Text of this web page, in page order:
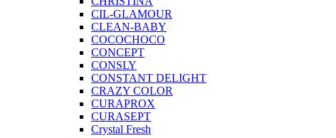
CIL-GLAMOUR
CLEAN-BABY
COCOCHOCO
CONCEPT
CONSLY
CONSTANT DELIGHT
CRAZY COLOR
CURAPROX
CURASEPT
Crystal Fresh